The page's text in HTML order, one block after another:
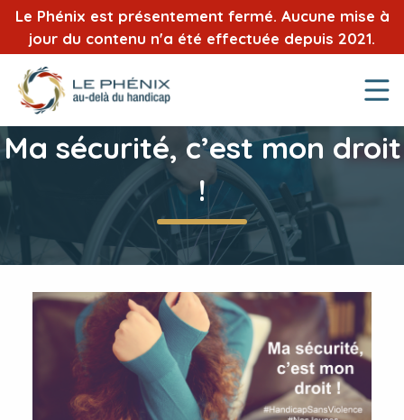
Le Phénix est présentement fermé. Aucune mise à
jour du contenu n'a été effectuée depuis 2021.
Ma sécurité, c’est mon droit
!